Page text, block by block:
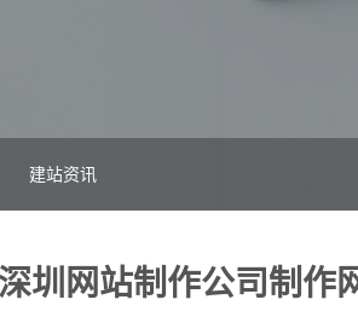
建站资讯
圳网站制作公司制作